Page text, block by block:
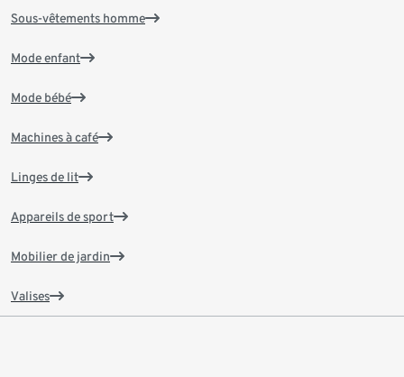
Sous-vêtements homme
Mode enfant
Mode bébé
Machines à café
Linges de lit
Appareils de sport
Mobilier de jardin
Valises